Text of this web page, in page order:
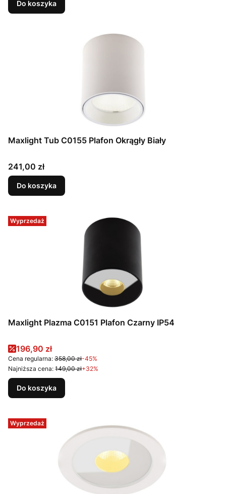
Do koszyka
Maxlight Tub C0155 Plafon Okrągły Biały
Cena
241,00 zł
Do koszyka
Wyprzedaż
Maxlight Plazma C0151 Plafon Czarny IP54
Cena promocyjna
196,90 zł
Cena regularna: 358,00 zł-45%
Najniższa cena: 149,00 zł+32%
Do koszyka
Wyprzedaż